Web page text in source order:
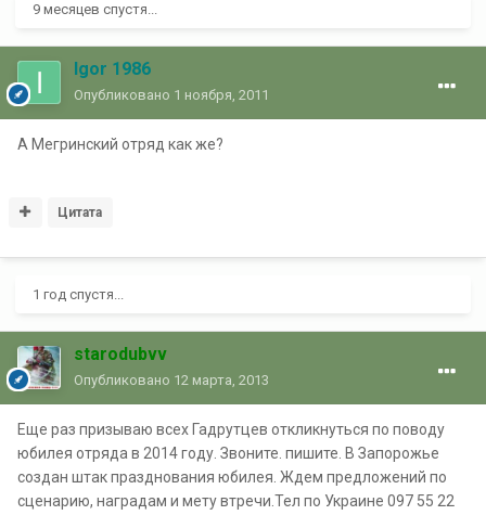
9 месяцев спустя...
Igor 1986
Опубликовано 1 ноября, 2011
А Мегринский отряд как же?
Цитата
1 год спустя...
starodubvv
Опубликовано 12 марта, 2013
Еще раз призываю всех Гадрутцев откликнуться по поводу
юбилея отряда в 2014 году. Звоните. пишите. В Запорожье
создан штак празднования юбилея. Ждем предложений по
сценарию, наградам и мету втречи.Тел по Украине 097 55 22